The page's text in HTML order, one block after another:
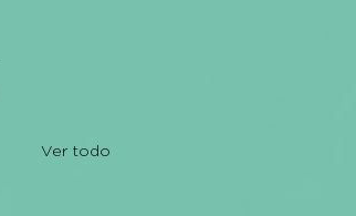
Ver todo